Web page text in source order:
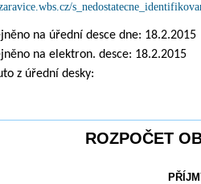
na úřední desce dne: 18.2.2015
na elektron. desce: 18.2.2015
z úřední desky:
ROZPOČET